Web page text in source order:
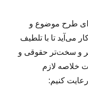
طرح موضوع و
می‌آید تا با تلطیف
و سخت‌تر حقوقی و
خلاصه لازم
کنیم: